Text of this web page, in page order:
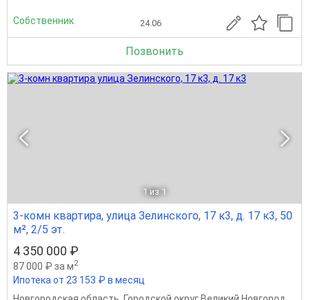
Собственник 24.06
Позвонить
1 из 1
3-комн квартира, улица Зелинского, 17 к3, д. 17 к3, 50
м², 2/5 эт.
4 350 000 ₽
87 000 ₽ за м2
Ипотека от 23 153 ₽ в месяц